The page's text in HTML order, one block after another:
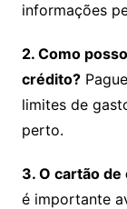
informações
2. Como
crédito?
limites de
perto.
3. O cartão
é importante